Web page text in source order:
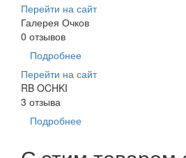
Перейти на сайт
Галерея Очков
0 отзывов
Подробнее
Перейти на сайт
RB OCHKI
3 отзыва
Подробнее